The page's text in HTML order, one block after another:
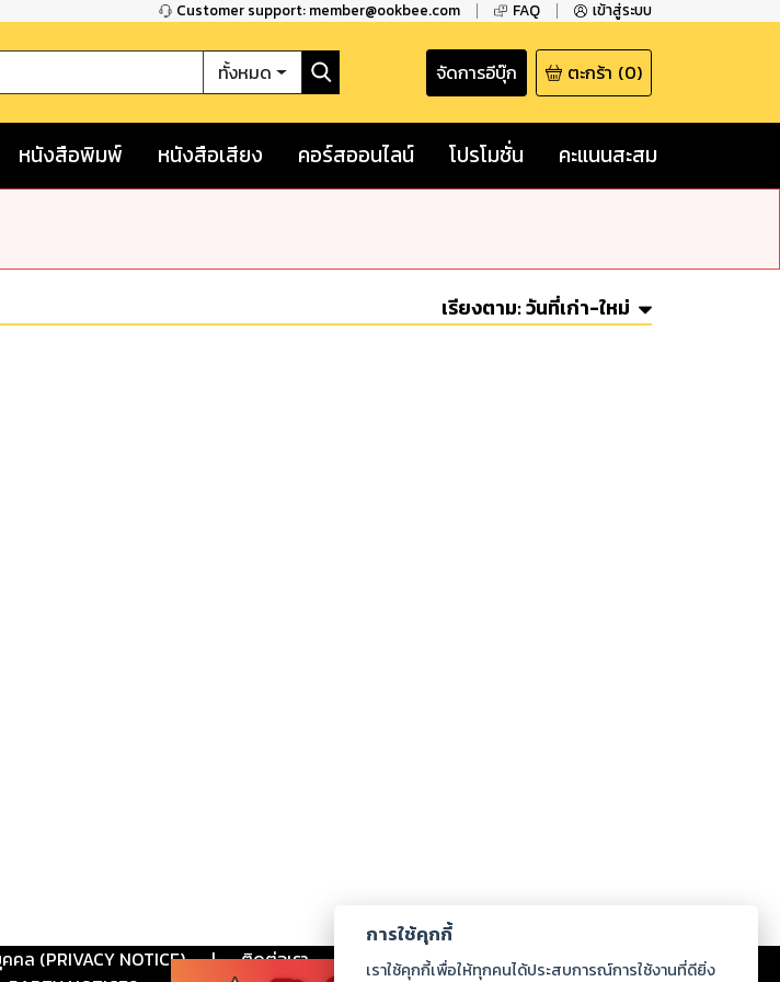
Customer support: member@ookbee.com FAQ เข้าสู่ระบบ
ทั้งหมด จัดการอีบุ๊ก ตะกร้า (0)
หนังสือพิมพ์ หนังสือเสียง คอร์สออนไลน์ โปรโมชั่น คะแนนสะสม
เรียงตาม:วันที่เก่า-ใหม่
ล (PRIVACY NOTICE) | ติดต่อเรา ร่วมงานกับเรา ดาวน์โหลด
การใช้คุกกี้
เราใช้คุกกี้เพื่อให้ทุกคนได้ประสบการณ์การใช้งานที่ดียิ่ง